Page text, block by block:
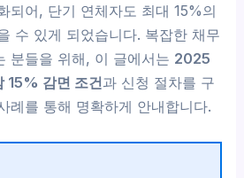
되어, 단기 연체자도 최대 15%의
수 있게 되었습니다. 복잡한 채무
분들을 위해, 이 글에서는 2025
15% 감면 조건과 신청 절차를 구
례를 통해 명확하게 안내합니다.